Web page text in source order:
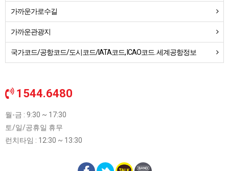
가까운가로수길
가까운관광지
국가코드/공항코드/도시코드/IATA코드, ICAO코드. 세계공항정보
1544.6480
월-금 : 9:30 ~ 17:30
토/일/공휴일 휴무
런치타임 : 12:30 ~ 13:30